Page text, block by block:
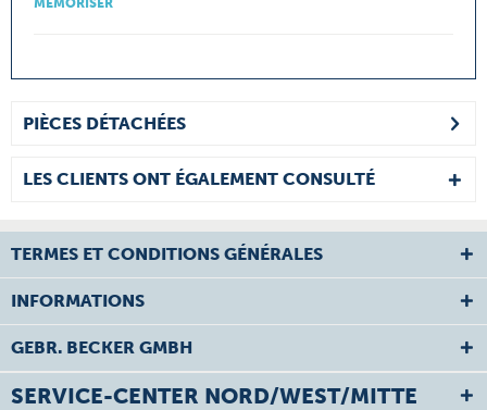
MÉMORISER
PIÈCES DÉTACHÉES
LES CLIENTS ONT ÉGALEMENT CONSULTÉ
TERMES ET CONDITIONS GÉNÉRALES
INFORMATIONS
GEBR. BECKER GMBH
SERVICE-CENTER NORD/WEST/MITTE